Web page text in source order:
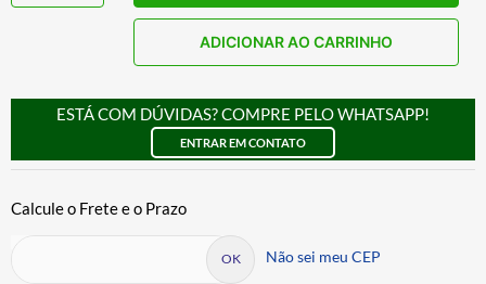
ADICIONAR AO CARRINHO
ESTÁ COM DÚVIDAS? COMPRE PELO WHATSAPP!
ENTRAR EM CONTATO
Não sei meu CEP